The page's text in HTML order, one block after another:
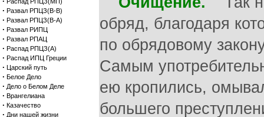
· Развал РПЦЗ(В-В)
· Развал РПЦЗ(В-А)
· Развал РИПЦ
· Развал РПАЦ
· Распад РПЦЗ(А)
· Распад ИПЦ Греции
· Царский путь
· Белое Дело
· Дело о Белом Деле
· Врангелиана
· Казачество
· Дни нашей жизни
обряд, благодаря
по обрядовому
Самым
ею кропились,
большего